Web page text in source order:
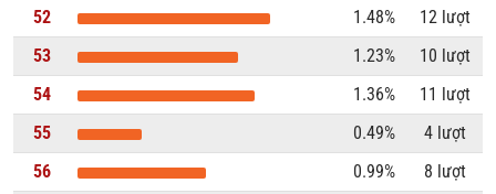
52
1.48%
12 lượt
53
1.23%
10 lượt
54
1.36%
11 lượt
55
0.49%
4 lượt
56
0.99%
8 lượt